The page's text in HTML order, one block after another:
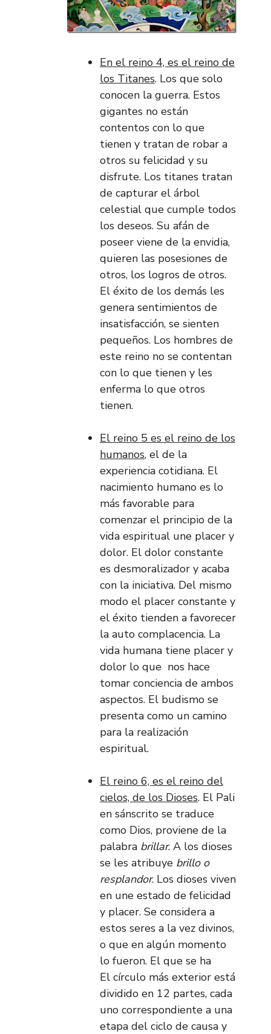
En el reino 4, es el reino de
los Titanes. Los que solo
conocen la guerra. Estos
gigantes no están
contentos con lo que
tienen y tratan de robar a
otros su felicidad y su
disfrute. Los titanes tratan
de capturar el árbol
celestial que cumple todos
los deseos. Su afán de
poseer viene de la envidia,
quieren las posesiones de
otros, los logros de otros.
El éxito de los demás les
genera sentimientos de
insatisfacción, se sienten
pequeños. Los hombres de
este reino no se contentan
con lo que tienen y les
enferma lo que otros
tienen.
El reino 5 es el reino de los
humanos, el de la
experiencia cotidiana. El
nacimiento humano es lo
más favorable para
comenzar el principio de la
vida espiritual une placer y
dolor. El dolor constante
es desmoralizador y acaba
con la iniciativa. Del mismo
modo el placer constante y
el éxito tienden a favorecer
la auto complacencia. La
vida humana tiene placer y
dolor lo que nos hace
tomar conciencia de ambos
aspectos. El budismo se
presenta como un camino
para la realización
espiritual.
El reino 6, es el reino del
cielos, de los Dioses. El Pali
en sánscrito se traduce
como Dios, proviene de la
palabra brillar. A los dioses
se les atribuye brillo o
resplandor. Los dioses viven
en une estado de felicidad
y placer. Se considera a
estos seres a la vez divinos,
o que en algún momento
lo fueron. El que se ha
El círculo más exterior está
dividido en 12 partes, cada
uno correspondiente a una
etapa del ciclo de causa y